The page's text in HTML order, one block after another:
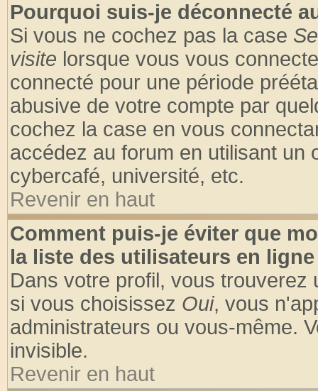
Pourquoi suis-je déconnecté
Si vous ne cochez pas la case
visite lorsque vous vous
connecté pour une période
abusive de votre compte par
cochez la case en vous
accédez au forum en utilisant un
cybercafé, université, etc.
Revenir en haut
Comment puis-je éviter que
la liste des utilisateurs en
Dans votre profil, vous trouverez
si vous choisissez Oui, vous
administrateurs ou vous-même.
invisible.
Revenir en haut